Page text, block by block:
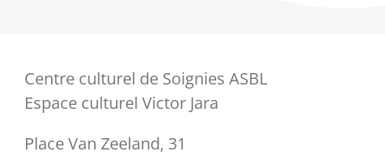
Centre culturel de Soignies ASBL
Espace culturel Victor Jara
Place Van Zeeland, 31